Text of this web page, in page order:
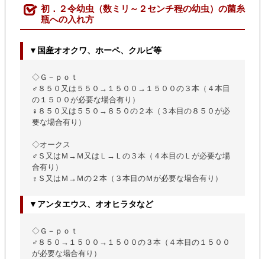
初．２令幼虫（数ミリ～２センチ程の幼虫）の菌糸
瓶への入れ方
▼国産オオクワ、ホーペ、クルビ等
◇Ｇ－ｐｏｔ
♂８５０又は５５０→１５００→１５００の３本（４本目
の１５００が必要な場合有り）
♀８５０又は５５０→８５０の２本（３本目の８５０が必
要な場合有り）
◇オークス
♂Ｓ又はＭ→Ｍ又はＬ→Ｌの３本（４本目のＬが必要な場
合有り）
♀Ｓ又はＭ→Ｍの２本（３本目のＭが必要な場合有り）
▼アンタエウス、オオヒラタなど
◇Ｇ－ｐｏｔ
♂８５０→１５００→１５００の３本（４本目の１５００
が必要な場合有り）